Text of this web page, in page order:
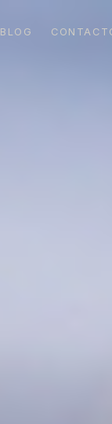
BLOG